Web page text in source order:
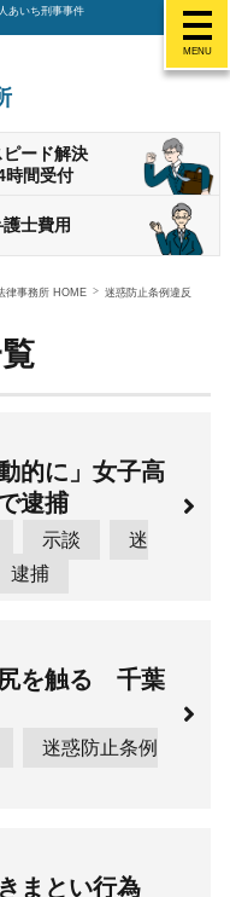
MENU
あいち刑事事件
ピード解決
時間受付
護士費用
律事務所 HOME 迷惑防止条例違反
的に」女子高
逮捕
示談
迷
逮捕
を触る 千葉
迷惑防止条例
まとい行為